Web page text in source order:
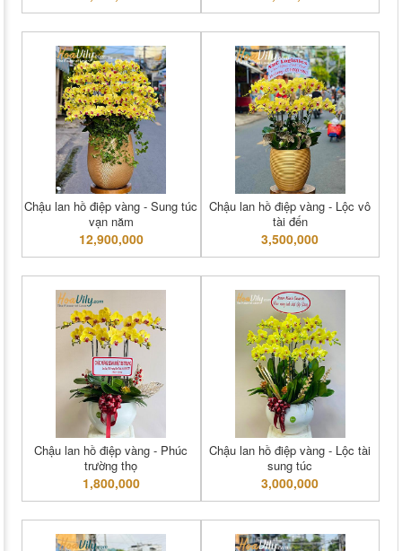
Chậu lan hồ điệp vàng - Sung túc
vạn năm
12,900,000
Chậu lan hồ điệp vàng - Lộc vô
tài đến
3,500,000
Chậu lan hồ điệp vàng - Phúc
trường thọ
1,800,000
Chậu lan hồ điệp vàng - Lộc tài
sung túc
3,000,000